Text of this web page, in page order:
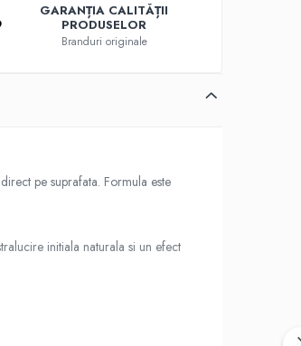
GARANȚIA CALITĂȚII
PRODUSELOR
Branduri originale
pe suprafata. Formula este
initiala naturala si un efect